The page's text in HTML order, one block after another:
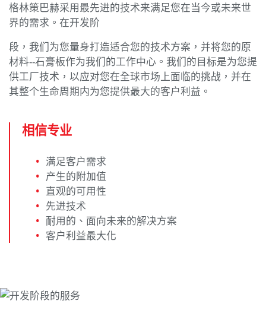
格林策巴赫采用最先进的技术来满足您在当今或未来世
界的需求。在开发阶
段，我们为您量身打造适合您的技术方案，并将您的原
材料--石膏板作为我们的工作中心。我们的目标是为您提
供工厂技术，以应对您在全球市场上面临的挑战，并在
其整个生命周期内为您提供最大的客户利益。
相信专业
满足客户需求
产生的附加值
直观的可用性
先进技术
耐用的、面向未来的解决方案
客户利益最大化